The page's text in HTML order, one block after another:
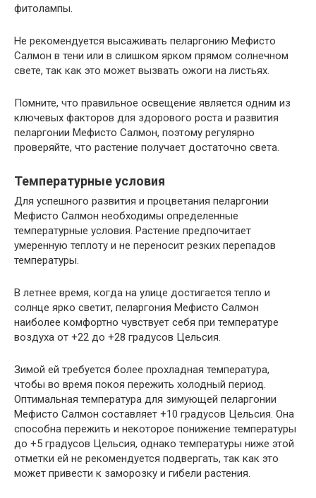
фитолампы.
Не рекомендуется высаживать пеларгонию Мефисто
Салмон в тени или в слишком ярком прямом солнечном
свете, так как это может вызвать ожоги на листьях.
Помните, что правильное освещение является одним из
ключевых факторов для здорового роста и развития
пеларгонии Мефисто Салмон, поэтому регулярно
проверяйте, что растение получает достаточно света.
Температурные условия
Для успешного развития и процветания пеларгонии
Мефисто Салмон необходимы определенные
температурные условия. Растение предпочитает
умеренную теплоту и не переносит резких перепадов
температуры.
В летнее время, когда на улице достигается тепло и
солнце ярко светит, пеларгония Мефисто Салмон
наиболее комфортно чувствует себя при температуре
воздуха от +22 до +28 градусов Цельсия.
Зимой ей требуется более прохладная температура,
чтобы во время покоя пережить холодный период.
Оптимальная температура для зимующей пеларгонии
Мефисто Салмон составляет +10 градусов Цельсия. Она
способна пережить и некоторое понижение температуры
до +5 градусов Цельсия, однако температуры ниже этой
отметки ей не рекомендуется подвергать, так как это
может привести к заморозку и гибели растения.